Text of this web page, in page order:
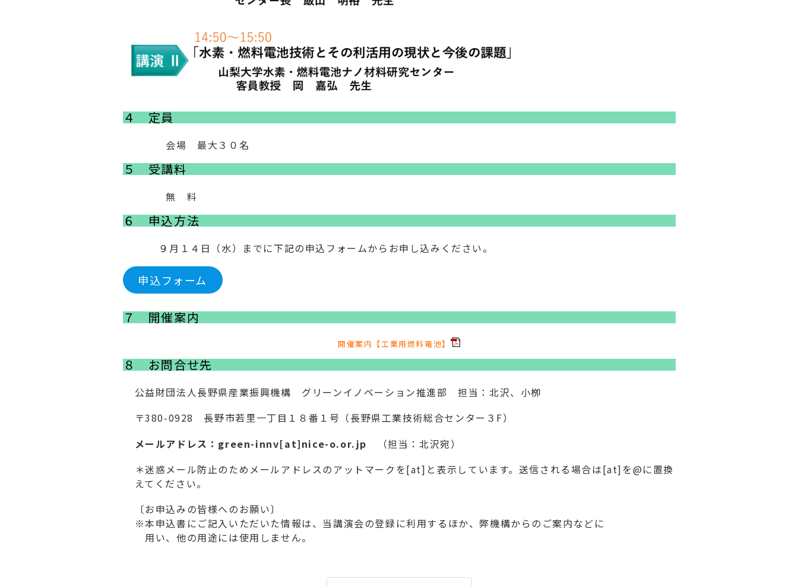
４ 定員
会場 最大３０名
５ 受講料
無 料
６ 申込方法
９月１４日（水）までに下記の申込フォームからお申し込みください。
申込フォーム
７ 開催案内
開催案内【工業用燃料電池】
８ お問合せ先
公益財団法人長野県産業振興機構 グリーンイノベーション推進部 担当：北沢、小栁
〒380-0928 長野市若里一丁目１８番１号（長野県工業技術総合センター３F）
メールアドレス：green-innv[at]nice-o.or.jp （担当：北沢宛）
＊迷惑メール防止のためメールアドレスのアットマークを[at]と表示しています。送信される場合は[at]を@に置換
えてください。
〔お申込みの皆様へのお願い〕
※本申込書にご記入いただいた情報は、当講演会の登録に利用するほか、弊機構からのご案内などに
用い、他の用途には使用しません。